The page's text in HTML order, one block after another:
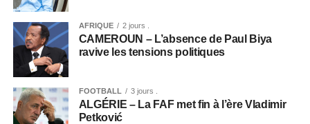
AFRIQUE 2 jours .
CAMEROUN – L’absence de Paul Biya
ravive les tensions politiques
FOOTBALL 3 jours .
ALGÉRIE – La FAF met fin à l’ère Vladimir
Petković